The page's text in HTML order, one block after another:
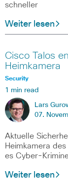
schneller
Weiter lesen
Cisco Talos
Heimkamera
Security
1 min read
Lars
07.
Aktuelle
Heimkamera
es Cyber-
Weiter lesen